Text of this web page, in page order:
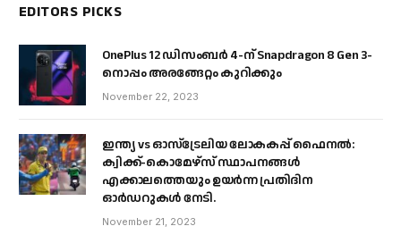
EDITORS PICKS
OnePlus 12 ഡിസംബർ 4-ന് Snapdragon 8 Gen 3-
നൊപ്പം അരങ്ങേറ്റം കുറിക്കും
November 22, 2023
ഇന്ത്യ vs ഓസ്‌ട്രേലിയ ലോകകപ്പ് ഫൈനൽ:
ക്വിക്ക്-കൊമേഴ്‌സ് സ്ഥാപനങ്ങൾ
എക്കാലത്തെയും ഉയർന്ന പ്രതിദിന
ഓർഡറുകൾ നേടി.
November 21, 2023